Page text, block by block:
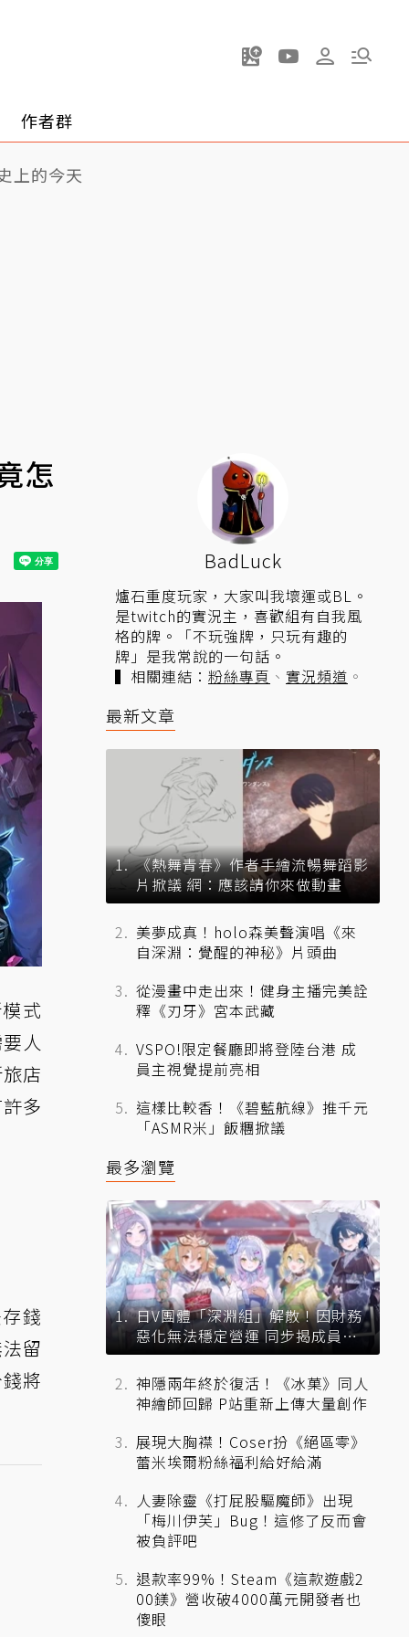
作者群
上的今天
怎
式
人
店
多
錢
留
將
BadLuck
爐石重度玩家，大家叫我壞運或BL。
是twitch的實況主，喜歡組有自我風
格的牌。「不玩強牌，只玩有趣的
牌」是我常說的一句話。
▍相關連結： 粉絲專頁 、 實況頻道 。
最新文章
《熱舞青春》作者手繪流暢舞蹈影
片掀議 網：應該請你來做動畫
美夢成真！holo森美聲演唱《來
自深淵：覺醒的神秘》片頭曲
從漫畫中走出來！健身主播完美詮
釋《刃牙》宮本武藏
VSPO!限定餐廳即將登陸台港 成
員主視覺提前亮相
這樣比較香！《碧藍航線》推千元
「ASMR米」飯糰掀議
最多瀏覽
日V團體「深淵組」解散！因財務
惡化無法穩定營運 同步揭成員未
來去向
神隱兩年終於復活！《冰菓》同人
神繪師回歸 P站重新上傳大量創作
展現大胸襟！Coser扮《絕區零》
蕾米埃爾粉絲福利給好給滿
人妻除靈《打屁股驅魔師》出現
「梅川伊芙」Bug！這修了反而會
被負評吧
退款率99%！Steam《這款遊戲2
00鎂》營收破4000萬元開發者也
傻眼